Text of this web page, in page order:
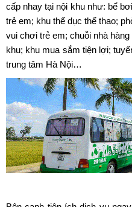
cấp nhay tại nội khu như: bể
trẻ em; khu thể dục thể thao;
vui chơi trẻ em; chuỗi nhà
khu; khu mua sắm tiện lợi;
trung tâm Hà Nội…